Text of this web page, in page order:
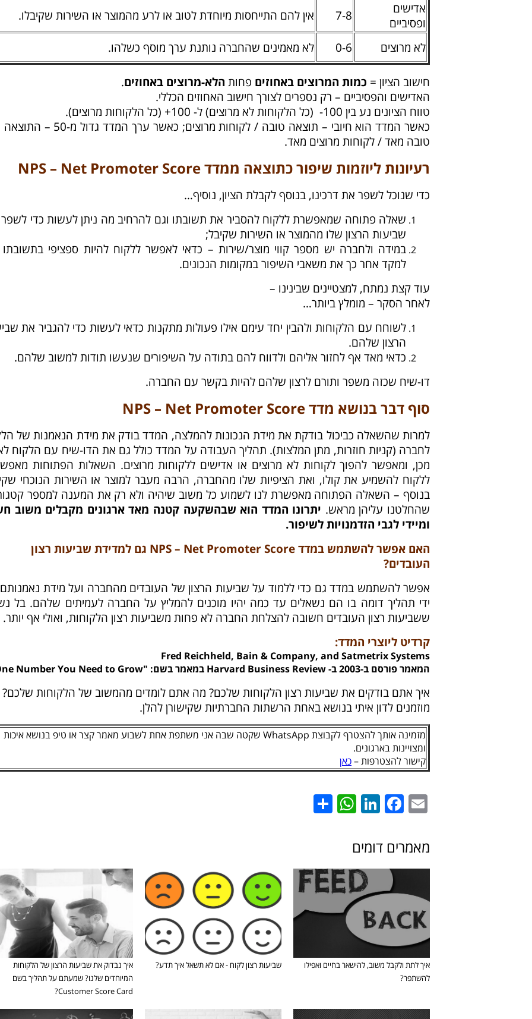
אדישים
ופסיביים
7-8 אין להם התייחסות מיוחדת לטוב או לרע מהמוצר או השירות שקיבלו.
לא מרוצים 0-6 לא מאמינים שהחברה נותנת ערך מוסף כשלהו.
חישוב הציון = כמות המרוצים באחוזים פחות הלא-מרוצים באחוזים.
האדישים והפסיביים – רק נספרים לצורך חישוב האחוזים הכללי.
טווח הציונים נע בין 100- (כל הלקוחות לא מרוצים) ל- 100+ (כל הלקוחות מרוצים).
כאשר המדד הוא חיובי – תוצאה טובה / לקוחות מרוצים; כאשר ערך
טובה מאד / לקוחות מרוצים מאד.
רעיונות ליוזמות שיפור כתוצאה ממדד NPS – Net Promoter Score
כדי שנוכל לשפר את דרכינו, בנוסף לקבלת הציון, נוסיף…
שאלה פתוחה שמאפשרת ללקוח להסביר את תשובתו וגם להרחיב מה ניתן לעשות כדי
שביעות הרצון שלו מהמוצר או השירות שקיבל;
במידה ולחברה יש מספר קווי מוצר/שירות – כדאי לאפשר ללקוח להיות ספציפי בתשובתו
למקד אחר כך את משאבי השיפור במקומות הנכונים.
עוד קצת נמתח, למצטיינים שבינינו –
לאחר הסקר – מומלץ ביותר…
לשוחח עם הלקוחות ולהבין יחד עימם אילו פעולות מתקנות כדאי לעשות כדי להגביר את
הרצון שלהם.
כדאי מאד אף לחזור אליהם ולדווח להם בתודה על השיפורים שנעשו תודות למשוב שלהם.
דו-שיח שכזה משפר ותורם לרצון שלהם להיות בקשר עם החברה.
סוף דבר בנושא מדד NPS – Net Promoter Score
למרות שהשאלה כביכול בודקת את מידת הנכונות להמלצה, המדד בודק את מידת הנאמנות של
לחברה (קניות חוזרות, מתן המלצות). תהליך העבודה על המדד כולל גם את הדו-שיח עם הלקוח
מכן, ומאפשר להפוך לקוחות לא מרוצים או אדישים ללקוחות מרוצים. השאלות הפתוחות
ללקוח להשמיע את קולו, ואת הציפיות שלו מהחברה, הרבה מעבר למוצר או השירות הנוכחי
בנוסף – השאלה הפתוחה מאפשרת לנו לשמוע כל משוב שיהיה ולא רק את המענה למספר
שהחלטנו עליהן מראש. יתרונו המדד הוא שבהשקעה קטנה מאד ארגונים מקבלים משוב
ומיידי לגבי הזדמנויות לשיפור.
האם אפשר להשתמש במדד NPS – Net Promoter Score גם למדידת שביעות רצון
העובדים?
אפשר להשתמש במדד גם כדי ללמוד על שביעות הרצון של העובדים מהחברה ועל מידת
ידי תהליך דומה בו הם נשאלים עד כמה יהיו מוכנים להמליץ על החברה לעמיתים שלהם. בל
ששביעות רצון העובדים חשובה להצלחת החברה לא פחות משביעות רצון הלקוחות, ואולי אף יותר.
קרדיט ליוצרי המדד:
Fred Reichheld, Bain & Company, and Satmetrix Systems
המאמר פורסם ב-2003 ב- Harvard Business Review במאמר בשם: "One Number You Need to Grow"
איך אתם בודקים את שביעות רצון הלקוחות שלכם? מה אתם לומדים מהמשוב של הלקוחות שלכם?
מוזמנים לדון איתי בנושא באחת הרשתות החברתיות שקישורן להלן.
מזמינה אותך להצטרף לקבוצת WhatsApp שקטה שבה אני משתפת אחת לשבוע מאמר קצר או טיפ בנושא איכות
ומצויינות בארגונים.
קישור להצטרפות –כאן
Email
Facebook
LinkedIn
WhatsApp
מאמרים דומים
איך לתת ולקבל משוב, להישאר בחיים ואפילו
להשתפר?
שביעות רצון לקוח - אם לא תשאל איך תדע?
איך נבדוק את שביעות הרצון של הלקוחות
המיוחדים שלנו? שמעתם על תהליך בשם
Customer Score Card?